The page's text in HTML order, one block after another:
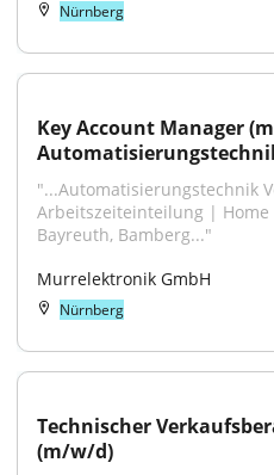
Nürnberg
Key Account Manager
"...Automatisierungstechnik
Arbeitszeiteinteilung | Home
Bayreuth, Bamberg..."
Murrelektronik GmbH
Nürnberg
Technischer
(m/w/d)